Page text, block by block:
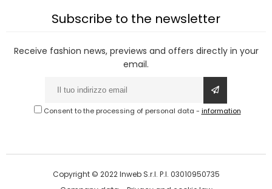
Subscribe to the newsletter
Receive fashion news, previews and offers directly in your
email.
Consent to the processing of personal data - information
Copyright © 2022 Inweb S.r.l. P.I. 03010950735